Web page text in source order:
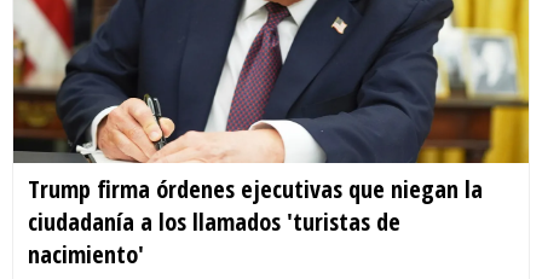
Trump firma órdenes ejecutivas que niegan la
ciudadanía a los llamados 'turistas de
nacimiento'